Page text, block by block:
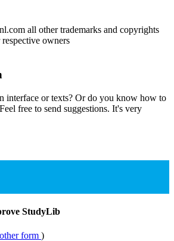
all other trademarks and copyrights
owners
interface or texts? Or do you know how to
free to send suggestions. It's very
StudyLib
form )